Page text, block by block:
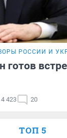
РОССИИ И
готов
4 423 20
ТОП 5